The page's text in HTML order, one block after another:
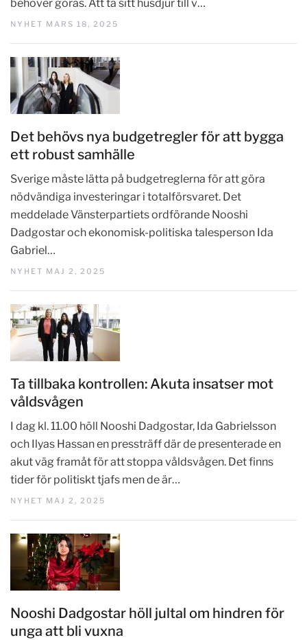
behöver göras. Att ta sitt husdjur till v…
NYHET MARS 18, 2025
Det behövs nya budgetregler för att bygga
ett robust samhälle
Sverige måste lätta på budgetreglerna för att göra
nödvändiga investeringar i totalförsvaret. Det
meddelade Vänsterpartiets ordförande Nooshi
Dadgostar och ekonomisk-politiska talesperson Ida
Gabriel…
NYHET MAJ 2, 2025
Ta tillbaka kontrollen: Akuta insatser mot
våldsvågen
I dag kl. 11.00 höll Nooshi Dadgostar, Ida Gabrielsson
och Ilyas Hassan en pressträff där de presenterade en
akut väg framåt för att stoppa våldsvågen. Det finns
tider för politiskt tjafs men de är…
NYHET MAJ 2, 2025
Nooshi Dadgostar höll jultal om hindren för
unga att bli vuxna